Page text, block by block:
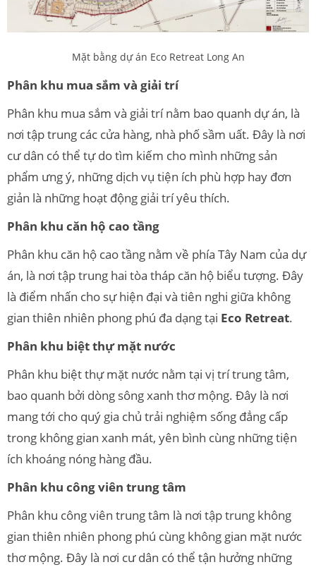
Mặt bằng dự án Eco Retreat Long An
Phân khu mua sắm và giải trí
Phân khu mua sắm và giải trí nằm bao quanh dự án, là
nơi tập trung các cửa hàng, nhà phố sầm uất. Đây là nơi
cư dân có thể tự do tìm kiếm cho mình những sản
phẩm ưng ý, những dịch vụ tiện ích phù hợp hay đơn
giản là những hoạt động giải trí yêu thích.
Phân khu căn hộ cao tầng
Phân khu căn hộ cao tầng nằm về phía Tây Nam của dự
án, là nơi tập trung hai tòa tháp căn hộ biểu tượng. Đây
là điểm nhấn cho sự hiện đại và tiên nghi giữa không
gian thiên nhiên phong phú đa dạng tại Eco Retreat.
Phân khu biệt thự mặt nước
Phân khu biệt thự mặt nước nằm tại vị trí trung tâm,
bao quanh bởi dòng sông xanh thơ mộng. Đây là nơi
mang tới cho quý gia chủ trải nghiệm sống đẳng cấp
trong không gian xanh mát, yên bình cùng những tiện
ích khoáng nóng hàng đầu.
Phân khu công viên trung tâm
Phân khu công viên trung tâm là nơi tập trung không
gian thiên nhiên phong phú cùng không gian mặt nước
thơ mộng. Đây là nơi cư dân có thể tận hưởng những